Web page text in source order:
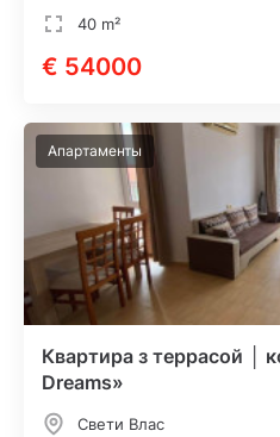
40 m²
€ 54000
Апартаменты
Квартира з террасой │
Dreams»
Свети Влас